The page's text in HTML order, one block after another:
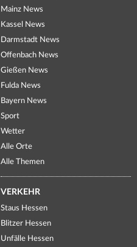
Mainz News
Kassel News
Darmstadt News
Offenbach News
Gießen News
Fulda News
Bayern News
Sport
Wetter
Alle Orte
Alle Themen
VERKEHR
Staus Hessen
Blitzer Hessen
Unfälle Hessen